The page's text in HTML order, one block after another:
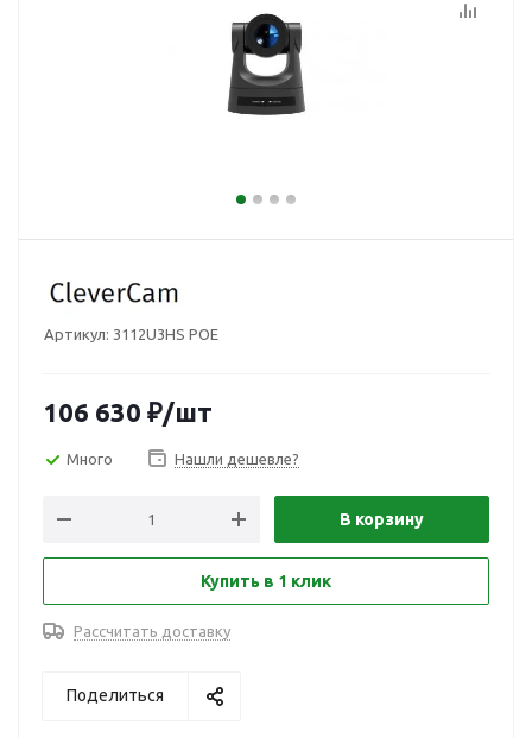
Артикул: 3112U3HS POE
106 630 ₽/шт
Много Нашли дешевле?
В корзину
Купить в 1 клик
Рассчитать доставку
Поделиться